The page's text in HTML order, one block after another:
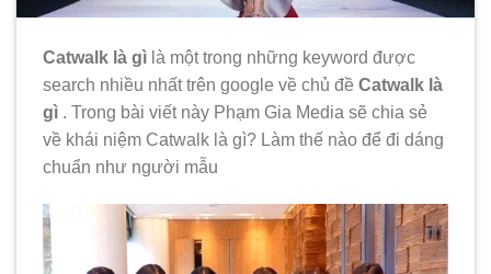
Catwalk là gì là một trong những keyword được
search nhiều nhất trên google về chủ đề Catwalk là
gì . Trong bài viết này Phạm Gia Media sẽ chia sẻ
về khái niệm Catwalk là gì? Làm thế nào để đi dáng
chuẩn như người mẫu